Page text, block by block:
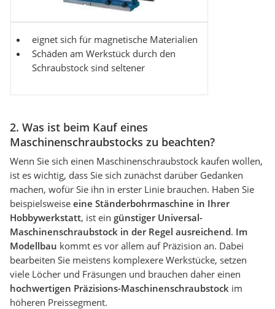
eignet sich für magnetische Materialien
Schäden am Werkstück durch den
Schraubstock sind seltener
2. Was ist beim Kauf eines
Maschinenschraubstocks zu beachten?
Wenn Sie sich einen Maschinenschraubstock kaufen wollen,
ist es wichtig, dass Sie sich zunächst darüber Gedanken
machen, wofür Sie ihn in erster Linie brauchen. Haben Sie
beispielsweise eine Ständerbohrmaschine in Ihrer
Hobbywerkstatt, ist ein günstiger Universal-
Maschinenschraubstock in der Regel ausreichend. Im
Modellbau kommt es vor allem auf Präzision an. Dabei
bearbeiten Sie meistens komplexere Werkstücke, setzen
viele Löcher und Fräsungen und brauchen daher einen
hochwertigen Präzisions-Maschinenschraubstock im
höheren Preissegment.